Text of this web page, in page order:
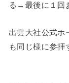
る→最後に１回
出雲大社公式ホ
も同じ様に参拝